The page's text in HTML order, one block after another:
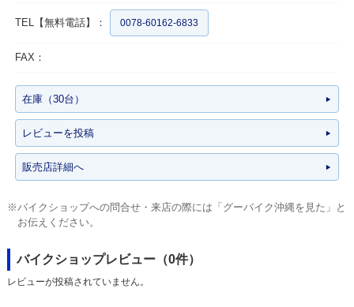
TEL【無料電話】： 0078-60162-6833
FAX：
在庫（30台）
レビューを投稿
販売店詳細へ
※バイクショップへの問合せ・来店の際には「グーバイク沖縄を見た」と
お伝えください。
バイクショップレビュー（0件）
レビューが投稿されていません。